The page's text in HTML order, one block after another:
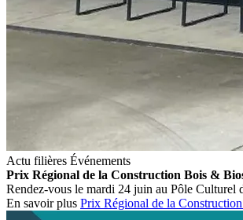
Actu filières Événements
Prix Régional de la Construction Bois &
Rendez-vous le mardi 24 juin au Pôle Culturel
En savoir plus Prix Régional de la